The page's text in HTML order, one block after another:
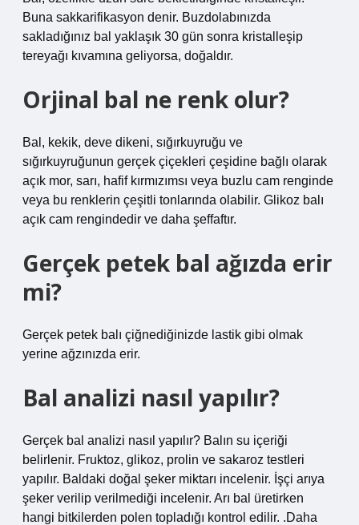
Buna sakkarifikasyon denir. Buzdolabınızda
sakladığınız bal yaklaşık 30 gün sonra kristalleşip
tereyağı kıvamına geliyorsa, doğaldır.
Orjinal bal ne renk olur?
Bal, kekik, deve dikeni, sığırkuyruğu ve
sığırkuyruğunun gerçek çiçekleri çeşidine bağlı olarak
açık mor, sarı, hafif kırmızımsı veya buzlu cam renginde
veya bu renklerin çeşitli tonlarında olabilir. Glikoz balı
açık cam rengindedir ve daha şeffaftır.
Gerçek petek bal ağızda erir
mi?
Gerçek petek balı çiğnediğinizde lastik gibi olmak
yerine ağzınızda erir.
Bal analizi nasıl yapılır?
Gerçek bal analizi nasıl yapılır? Balın su içeriği
belirlenir. Fruktoz, glikoz, prolin ve sakaroz testleri
yapılır. Baldaki doğal şeker miktarı incelenir. İşçi arıya
şeker verilip verilmediği incelenir. Arı bal üretirken
hangi bitkilerden polen topladığı kontrol edilir. .Daha